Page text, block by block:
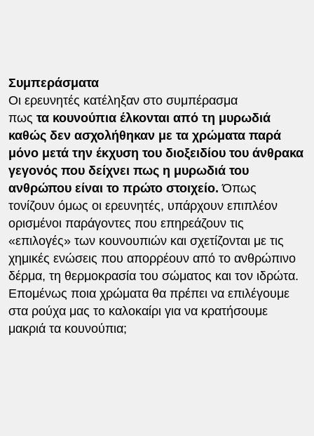
Συμπεράσματα
Οι ερευνητές κατέληξαν στο συμπέρασμα
πως τα κουνούπια έλκονται από τη μυρωδιά
καθώς δεν ασχολήθηκαν με τα χρώματα παρά
μόνο μετά την έκχυση του διοξειδίου του άνθρακα
γεγονός που δείχνει πως η μυρωδιά του
ανθρώπου είναι το πρώτο στοιχείο. Όπως
τονίζουν όμως οι ερευνητές, υπάρχουν επιπλέον
ορισμένοι παράγοντες που επηρεάζουν τις
«επιλογές» των κουνουπιών και σχετίζονται με τις
χημικές ενώσεις που απορρέουν από το ανθρώπινο
δέρμα, τη θερμοκρασία του σώματος και τον ιδρώτα.
Επομένως ποια χρώματα θα πρέπει να επιλέγουμε
στα ρούχα μας το καλοκαίρι για να κρατήσουμε
μακριά τα κουνούπια;